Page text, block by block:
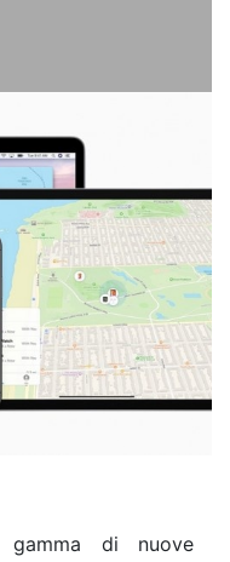
di nuove